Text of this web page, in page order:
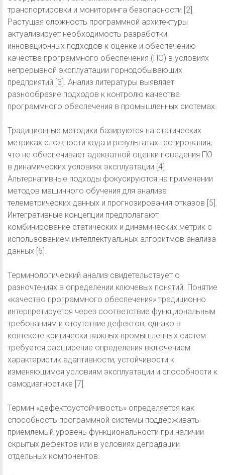
транспортировки и мониторинга безопасности [2].
Растущая сложность программной архитектуры
актуализирует необходимость разработки
инновационных подходов к оценке и обеспечению
качества программного обеспечения (ПО) в условиях
непрерывной эксплуатации горнодобывающих
предприятий [3]. Анализ литературы выявляет
разнообразие подходов к контролю качества
программного обеспечения в промышленных системах.
Традиционные методики базируются на статических
метриках сложности кода и результатах тестирования,
что не обеспечивает адекватной оценки поведения ПО
в динамических условиях эксплуатации [4].
Альтернативные подходы фокусируются на применении
методов машинного обучения для анализа
телеметрических данных и прогнозирования отказов [5].
Интегративные концепции предполагают
комбинирование статических и динамических метрик с
использованием интеллектуальных алгоритмов анализа
данных [6].
Терминологический анализ свидетельствует о
разночтениях в определении ключевых понятий. Понятие
«качество программного обеспечения» традиционно
интерпретируется через соответствие функциональным
требованиям и отсутствие дефектов, однако в
контексте критически важных промышленных систем
требуется расширение определения включением
характеристик адаптивности, устойчивости к
изменяющимся условиям эксплуатации и способности к
самодиагностике [7].
Термин «дефектоустойчивость» определяется как
способность программной системы поддерживать
приемлемый уровень функциональности при наличии
скрытых дефектов или в условиях деградации
отдельных компонентов.